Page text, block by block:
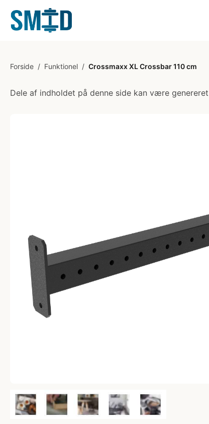
Forside / Funktionel / Crossmaxx XL Crossbar 110 cm
Dele af indholdet på denne side kan være